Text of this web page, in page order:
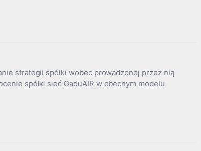
strategii spółki wobec prowadzonej przez nią
spółki sieć GaduAIR w obecnym modelu